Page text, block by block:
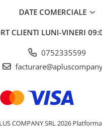
DATE COMERCIALE
CLIENTI LUNI-VINERI
0752335599
COMPANY SRL 2026